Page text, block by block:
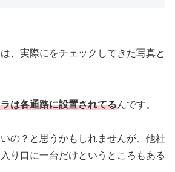
、実際にをチェックしてきた写真と
は各通路に設置されてるんです。
の？と思うかもしれませんが、他社
り口に一台だけというところもある